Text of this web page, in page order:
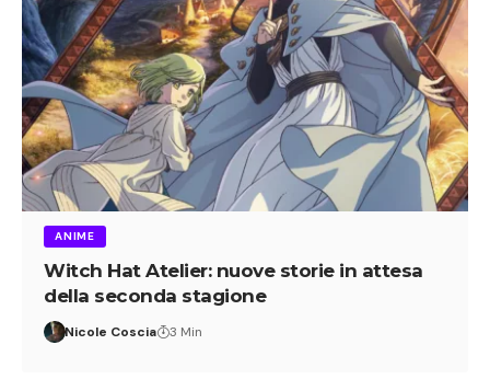
ANIME
Witch Hat Atelier: nuove storie in attesa
della seconda stagione
Nicole Coscia 3 Min